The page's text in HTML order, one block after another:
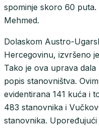
spominje skoro 60
Mehmed.
Dolaskom Austro-
Hercegovinu, izvršeno
Tako je ova uprava
popis stanovništva.
evidentirana 141 kuća i
483 stanovnika i
stanovnika.